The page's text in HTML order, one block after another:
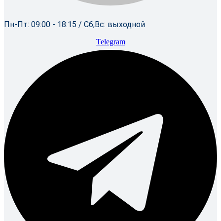
Пн-Пт: 09:00 - 18:15 / Сб,Вс: выходной
Telegram